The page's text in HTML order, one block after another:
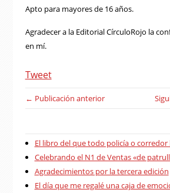
Apto para mayores de 16 años.
Agradecer a la Editorial CírculoRojo la
en mí.
Tweet
← Publicación anterior
El libro del que todo policía o corredor
Celebrando el N1 de Ventas «de
Agradecimientos por la tercera edición
El día que me regalé una caja de